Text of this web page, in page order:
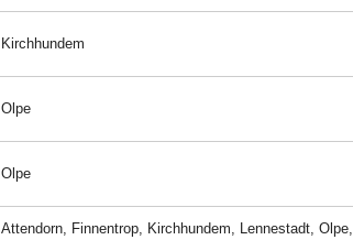
Kirchhundem
Olpe
Olpe
Attendorn, Finnentrop, Kirchhundem, Lennestadt, Olpe,